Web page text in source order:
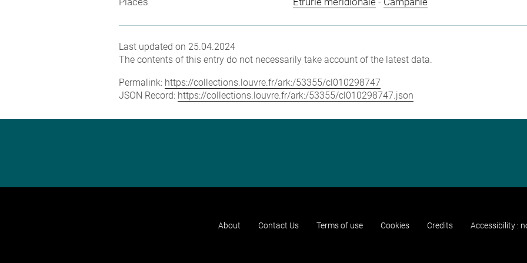
Last updated on 25.04.2024
The contents of this entry do not necessarily take account of the latest data.
Permalink: https://collections.louvre.fr/ark:/53355/cl010298747
JSON Record: https://collections.louvre.fr/ark:/53355/cl010298747.json
About Contact Us Terms of use Cookies Credits Accessibility :